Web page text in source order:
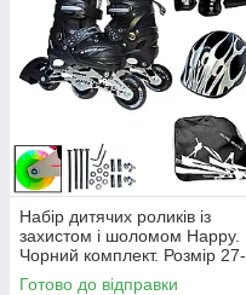
Набір дитячих роликів із
захистом і шоломом Happy.
Чорний комплект. Розмір 27-
30
Готово до відправки